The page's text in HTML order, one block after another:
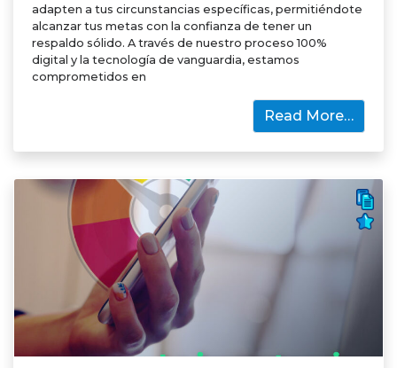
adapten a tus circunstancias específicas, permitiéndote
alcanzar tus metas con la confianza de tener un
respaldo sólido. A través de nuestro proceso 100%
digital y la tecnología de vanguardia, estamos
comprometidos en
Read More…